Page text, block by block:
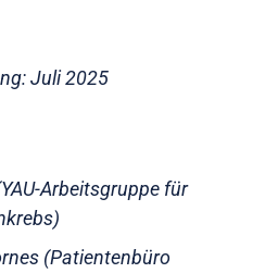
Juli 2025
Arbeitsgruppe für
(Patientenbüro